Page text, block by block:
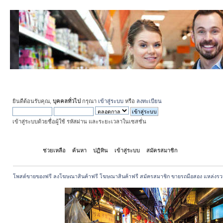
ยินดีต้อนรับคุณ, บุคคลทั่วไป กรุณา เข้าสู่ระบบ หรือ ลงทะเบียน
เข้าสู่ระบบด้วยชื่อผู้ใช้ รหัสผ่าน และระยะเวลาในเซสชั่น
ช่วยเหลือ ค้นหา ปฏิทิน เข้าสู่ระบบ สมัครสมาชิก
โพสต์ขายของฟรี ลงโฆษณาสินค้าฟรี โฆษณาสินค้าฟรี สมัครสมาชิก ขายรถมือสอง แหล่งรว